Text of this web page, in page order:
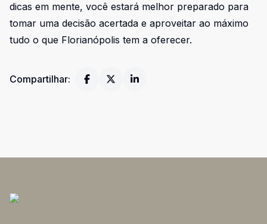
dicas em mente, você estará melhor preparado para
tomar uma decisão acertada e aproveitar ao máximo
tudo o que Florianópolis tem a oferecer.
Compartilhar: